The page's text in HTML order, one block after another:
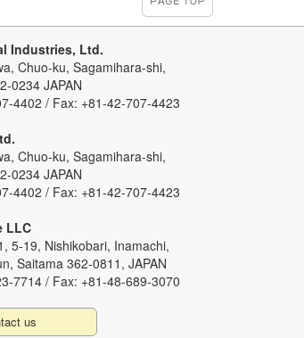
Industries, Ltd.
Chuo-ku, Sagamihara-shi,
0234 JAPAN
4402 / Fax: +81-42-707-4423
Chuo-ku, Sagamihara-shi,
0234 JAPAN
4402 / Fax: +81-42-707-4423
LLC
5-19, Nishikobari, Inamachi,
Saitama 362-0811, JAPAN
7714 / Fax: +81-48-689-3070
us